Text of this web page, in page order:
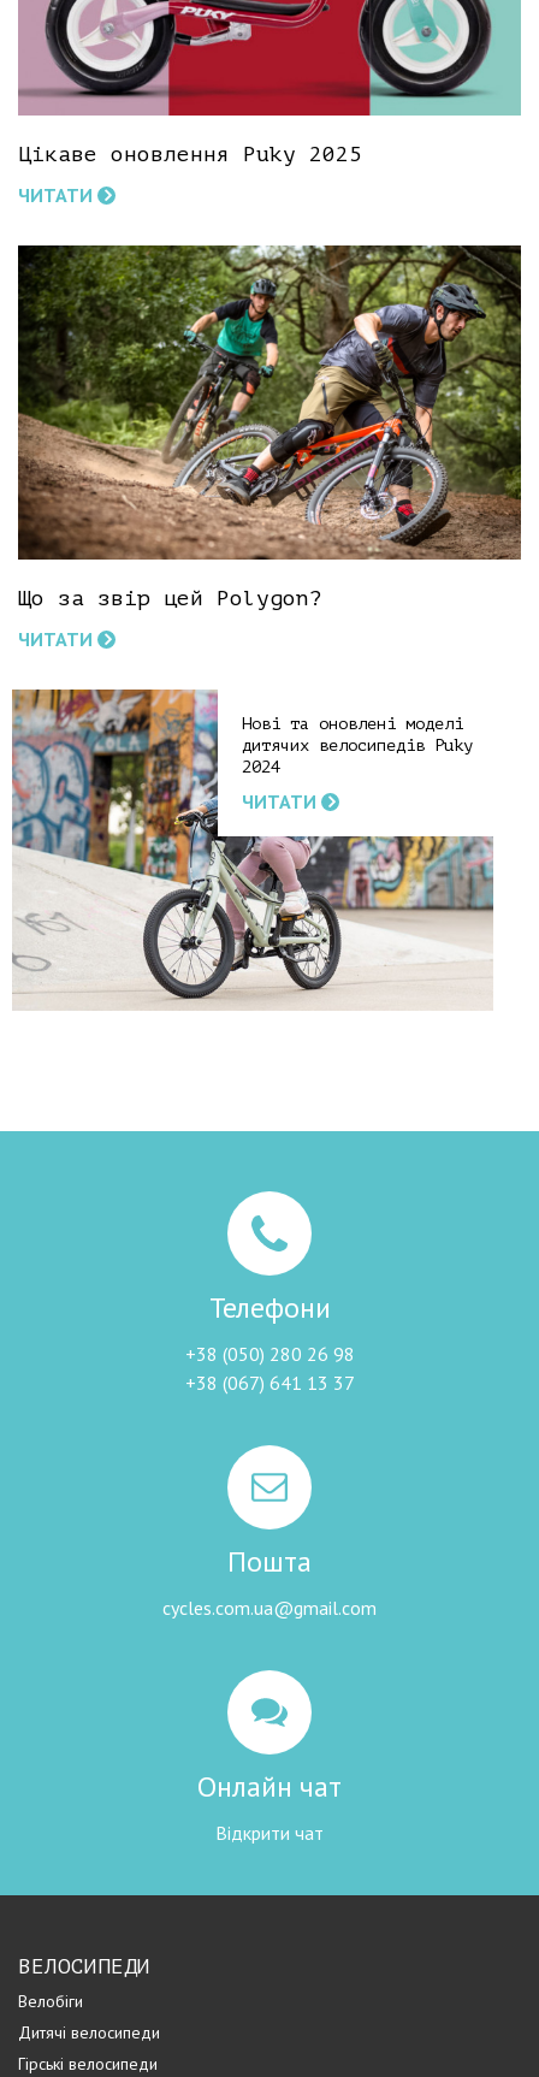
Цікаве оновлення Puky 2025
ЧИТАТИ
Що за звір цей Polygon?
ЧИТАТИ
Нові та оновлені моделі
дитячих велосипедів Puky
2024
ЧИТАТИ
Телефони
+38 (050) 280 26 98
+38 (067) 641 13 37
Пошта
cycles.com.ua@gmail.com
Онлайн чат
Відкрити чат
ВЕЛОСИПЕДИ
Велобіги
Дитячі велосипеди
Гірські велосипеди